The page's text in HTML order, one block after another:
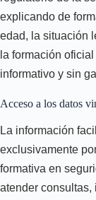
explicando de
edad, la situación
la formación
informativo y sin
Acceso a los datos
La información
exclusivamente
formativa en
atender